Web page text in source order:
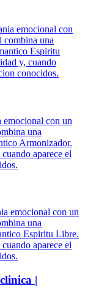
emocional con
combina una
Espiritu
y, cuando
conocidos.
emocional con un
una
Armonizador.
aparece el
emocional con un
una
Espiritu Libre.
aparece el
|